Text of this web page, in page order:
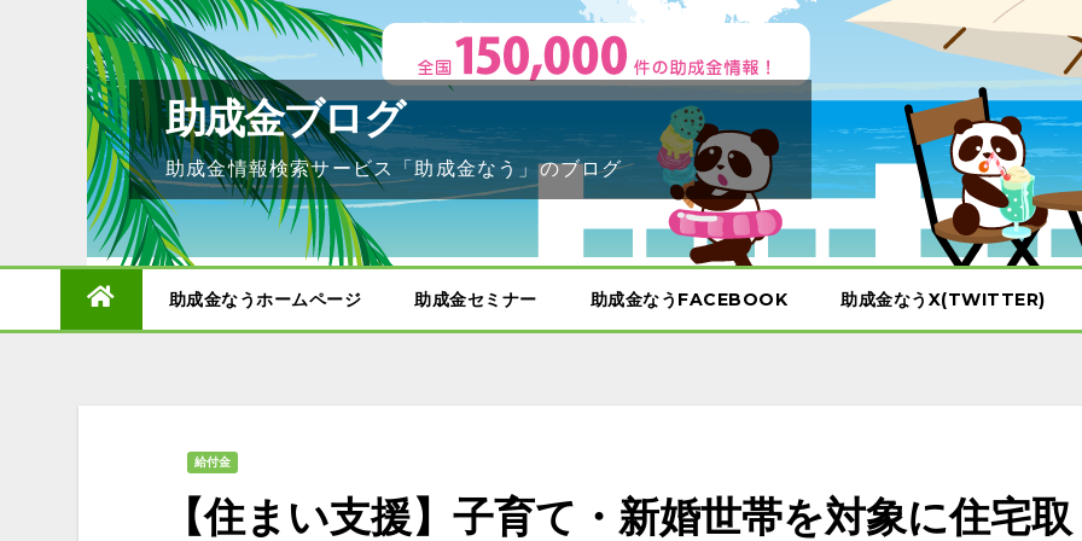
助成金ブログ
助成金情報検索サービス「助成金なう」のブログ
助成金なうホームページ 助成金セミナー 助成金なうFACEBOOK 助成金なうX(TWITTER)
給付金
【住まい支援】子育て・新婚世帯を対象に住宅取